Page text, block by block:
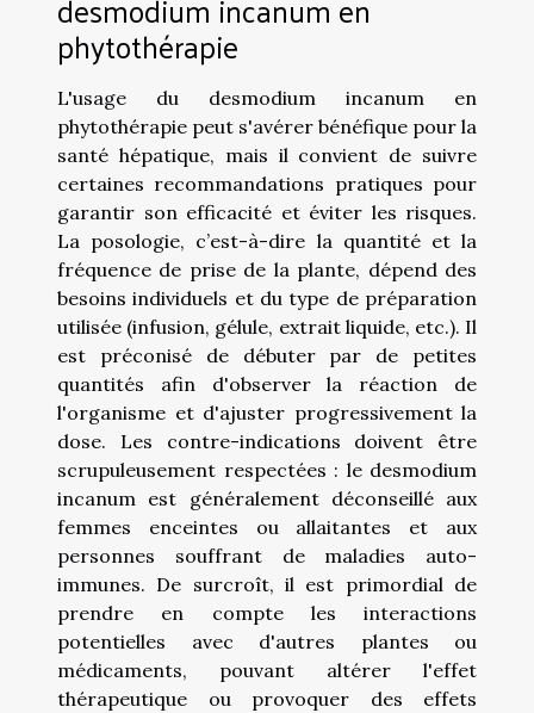
phytothérapie
L'usage du desmodium incanum en
phytothérapie peut s'avérer bénéfique pour la
santé hépatique, mais il convient de suivre
certaines recommandations pratiques pour
garantir son efficacité et éviter les risques.
La posologie, c’est-à-dire la quantité et la
fréquence de prise de la plante, dépend des
besoins individuels et du type de préparation
utilisée (infusion, gélule, extrait liquide, etc.). Il
est préconisé de débuter par de petites
quantités afin d'observer la réaction de
l'organisme et d'ajuster progressivement la
dose. Les contre-indications doivent être
scrupuleusement respectées : le desmodium
incanum est généralement déconseillé aux
femmes enceintes ou allaitantes et aux
personnes souffrant de maladies auto-
immunes. De surcroît, il est primordial de
prendre en compte les interactions
potentielles avec d'autres plantes ou
médicaments, pouvant altérer l'effet
thérapeutique ou provoquer des effets